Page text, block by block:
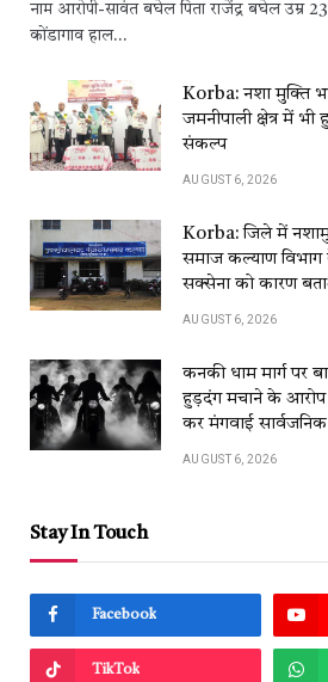
नाम आरोपी-सावंत बघेल पिता राजेंद्र बघेल उम्र 23
कोंडागाव हाल…
Korba: नशा मुक्ति
जमनीपाली क्षेत्र में
संकल्प
AUGUST 6, 2026
Korba: जिले में
समाज कल्याण
सक्सेना को कारण
AUGUST 6, 2026
कनकी धाम मार्ग पर
हुड़दंग मचाने के आरोप
कर मंगवाई
AUGUST 6, 2026
Stay In Touch
Facebook
TikTok